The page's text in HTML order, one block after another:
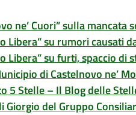
ne’ Cuori” sulla
Libera” su rumori causati
Libera” su furti, spaccio
di Castelnovo ne’
Stelle – Il Blog delle
del Gruppo